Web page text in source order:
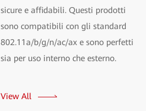
sicure e affidabili. Questi prodotti
sono compatibili con gli standard
802.11a/b/g/n/ac/ax e sono perfetti
sia per uso interno che esterno.
View All